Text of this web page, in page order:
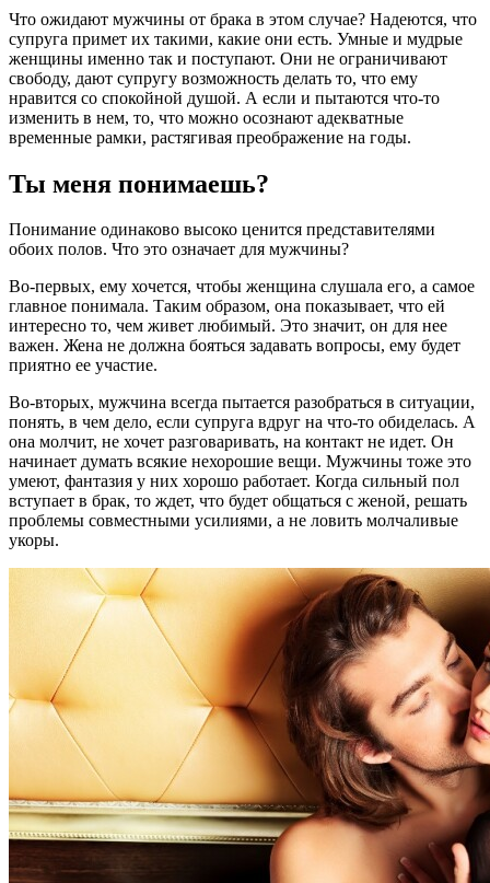
Что ожидают мужчины от брака в этом случае? Надеются, что
супруга примет их такими, какие они есть. Умные и мудрые
женщины именно так и поступают. Они не ограничивают
свободу, дают супругу возможность делать то, что ему
нравится со спокойной душой. А если и пытаются что-то
изменить в нем, то, что можно осознают адекватные
временные рамки, растягивая преображение на годы.
Ты меня понимаешь?
Понимание одинаково высоко ценится представителями
обоих полов. Что это означает для мужчины?
Во-первых, ему хочется, чтобы женщина слушала его, а самое
главное понимала. Таким образом, она показывает, что ей
интересно то, чем живет любимый. Это значит, он для нее
важен. Жена не должна бояться задавать вопросы, ему будет
приятно ее участие.
Во-вторых, мужчина всегда пытается разобраться в ситуации,
понять, в чем дело, если супруга вдруг на что-то обиделась. А
она молчит, не хочет разговаривать, на контакт не идет. Он
начинает думать всякие нехорошие вещи. Мужчины тоже это
умеют, фантазия у них хорошо работает. Когда сильный пол
вступает в брак, то ждет, что будет общаться с женой, решать
проблемы совместными усилиями, а не ловить молчаливые
укоры.